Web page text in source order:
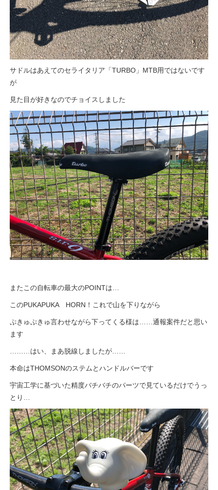
サドルはあえてのセライタリア「TURBO」MTB用ではないです
が
見た目が好きなのでチョイスしました
またこの自転車の最大のPOINTは…
このPUKAPUKA HORN！これで山を下りながら
ぷきゅぷきゅ言わせながら下ってくる様は……通報案件だと思い
ます
………はい、まあ脱線しましたが……
本命はTHOMSONのステムとハンドルバーです
宇宙工学に基づいた精度バチバチのパーツで見ているだけでうっ
とり…